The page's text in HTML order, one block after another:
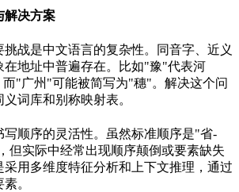
解决方案
战是中文语言的复杂性。同音字、近义
地址中普遍存在。比如"豫"代表河
而"广州 "可能被简写为"穗"。解决这个问
词库和别称映射表。
写顺序的灵活性。虽然标准顺序是"省-
，但实际中经常出现顺序颠倒或要素缺失
采用多维度特征分析和上下文推理，通过
。